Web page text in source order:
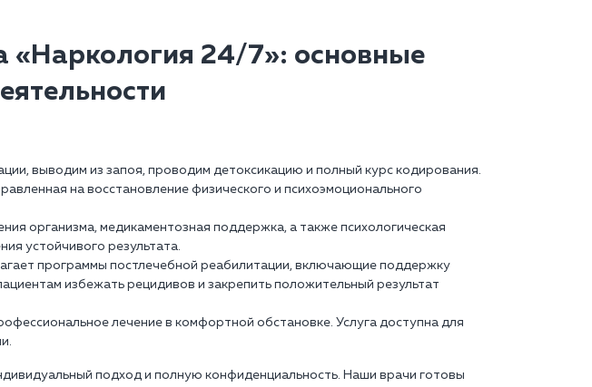
«Наркология 24/7»: основные
выводим из запоя, проводим детоксикацию и полный курс кодирования.
на восстановление физического и психоэмоционального
организма, медикаментозная поддержка, а также психологическая
устойчивого результата.
программы постлечебной реабилитации, включающие поддержку
избежать рецидивов и закрепить положительный результат
лечение в комфортной обстановке. Услуга доступна для
подход и полную конфиденциальность. Наши врачи готовы